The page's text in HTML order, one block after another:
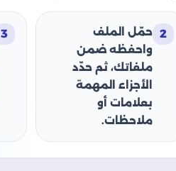
2 حمّل الملف
واحفظه ضمن
ملفاتك، ثم حدّد
الأجزاء المهمة
بعلامات أو
ملاحظات.
3